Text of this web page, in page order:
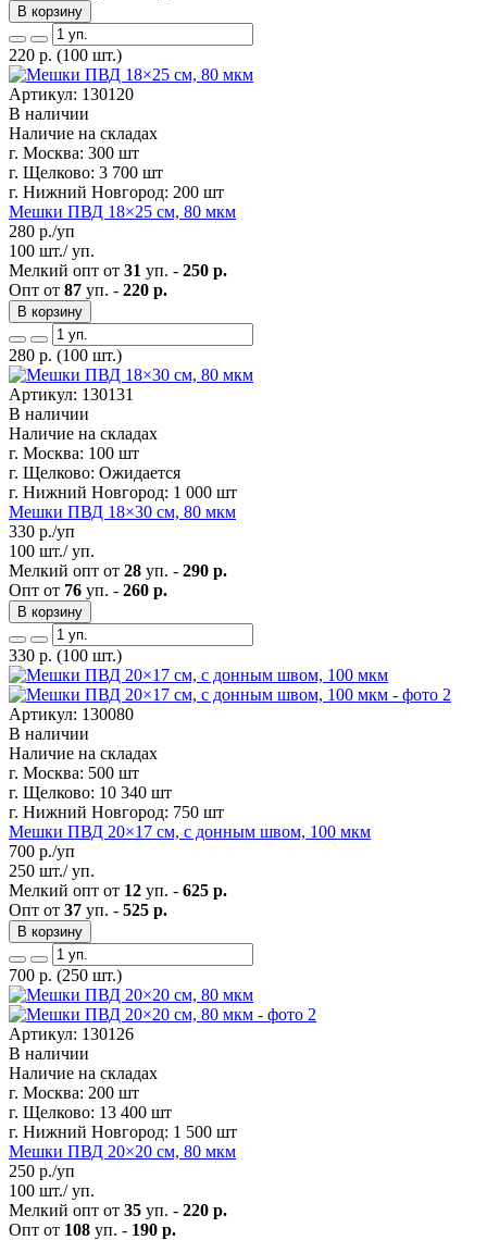
В корзину
220 р. (100 шт.)
Артикул: 130120
В наличии
Наличие на складах
г. Москва: 300 шт
г. Щелково: 3 700 шт
г. Нижний Новгород: 200 шт
Мешки ПВД 18×25 см, 80 мкм
280 р./уп
100 шт./ уп.
Мелкий опт от 31 уп. - 250 р.
Опт от 87 уп. - 220 р.
В корзину
280 р. (100 шт.)
Артикул: 130131
В наличии
Наличие на складах
г. Москва: 100 шт
г. Щелково: Ожидается
г. Нижний Новгород: 1 000 шт
Мешки ПВД 18×30 см, 80 мкм
330 р./уп
100 шт./ уп.
Мелкий опт от 28 уп. - 290 р.
Опт от 76 уп. - 260 р.
В корзину
330 р. (100 шт.)
Артикул: 130080
В наличии
Наличие на складах
г. Москва: 500 шт
г. Щелково: 10 340 шт
г. Нижний Новгород: 750 шт
Мешки ПВД 20×17 см, с донным швом, 100 мкм
700 р./уп
250 шт./ уп.
Мелкий опт от 12 уп. - 625 р.
Опт от 37 уп. - 525 р.
В корзину
700 р. (250 шт.)
Артикул: 130126
В наличии
Наличие на складах
г. Москва: 200 шт
г. Щелково: 13 400 шт
г. Нижний Новгород: 1 500 шт
Мешки ПВД 20×20 см, 80 мкм
250 р./уп
100 шт./ уп.
Мелкий опт от 35 уп. - 220 р.
Опт от 108 уп. - 190 р.